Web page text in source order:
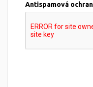
Antispamová